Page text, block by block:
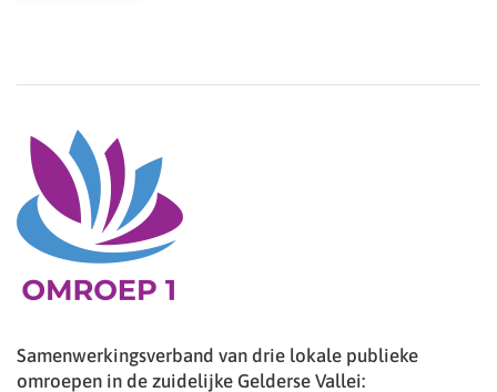
Samenwerkingsverband van drie lokale publieke
omroepen in de zuidelijke Gelderse Vallei: